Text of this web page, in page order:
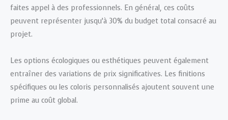
faites appel à des professionnels. En général, ces coûts
peuvent représenter jusqu’à 30% du budget total consacré au
projet.
Les options écologiques ou esthétiques peuvent également
entraîner des variations de prix significatives. Les finitions
spécifiques ou les coloris personnalisés ajoutent souvent une
prime au coût global.